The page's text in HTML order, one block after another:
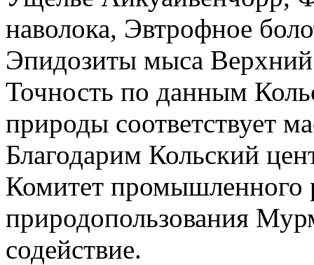
наволока, Эвтрофное
Эпидозиты мыса
Точность по данным
природы соответствует
Благодарим Кольский
Комитет промышленного
природопользования
содействие.